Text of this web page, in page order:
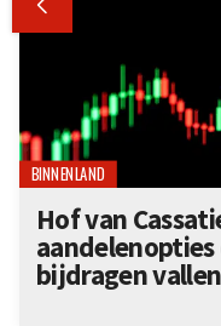
BINNENLAND
Hof van
bijdragen vallen